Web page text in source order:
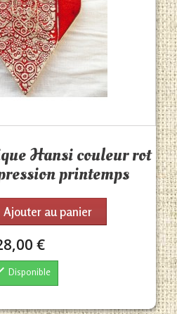
Hansi couleur rot
printemps
Ajouter au panier
€
Disponible